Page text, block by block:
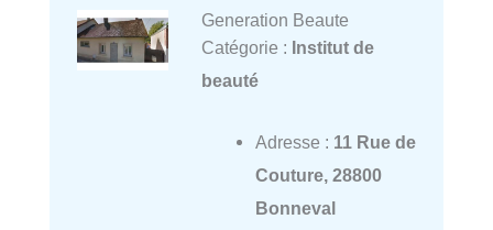
Generation Beaute
Catégorie : Institut de
beauté
Adresse : 11 Rue de
Couture, 28800
Bonneval